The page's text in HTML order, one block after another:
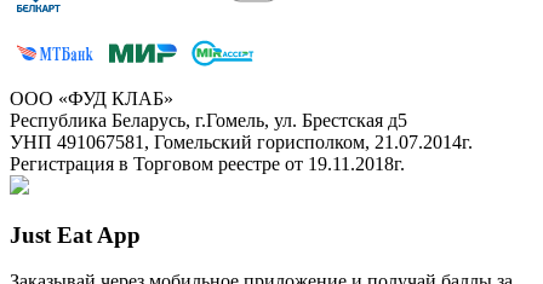
ООО «ФУД КЛАБ»
Республика Беларусь, г.Гомель, ул. Брестская д5
УНП 491067581, Гомельский горисполком, 21.07.2014г.
Регистрация в Торговом реестре от 19.11.2018г.
Just Eat App